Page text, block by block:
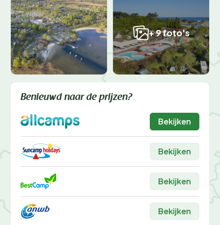
+ 9 foto's
Benieuwd naar de prijzen?
Bekijken
Bekijken
Bekijken
Bekijken